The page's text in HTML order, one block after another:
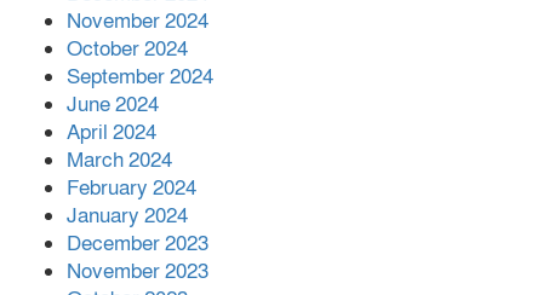
শহীদের রক্তের সঙ্গে বেইমানি হয় এমন কাজ
কেউ যেন না করি -জামায়াত আমির
November 2024
October 2024
September 2024
June 2024
April 2024
March 2024
February 2024
January 2024
December 2023
November 2023